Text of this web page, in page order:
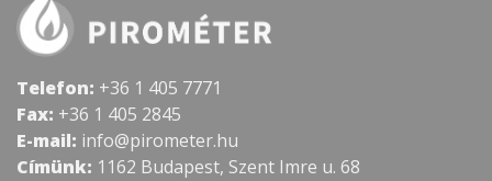
Telefon: +36 1 405 7771
Fax: +36 1 405 2845
E-mail: info@pirometer.hu
Címünk: 1162 Budapest, Szent Imre u. 68